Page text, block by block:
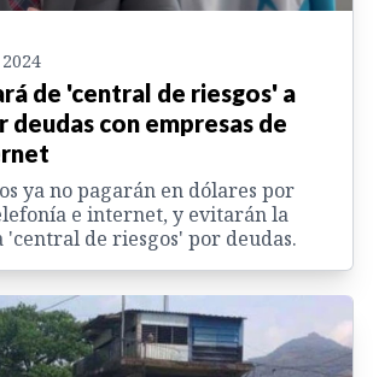
de 'central de riesgos' a
deudas con empresas de
ya no pagarán en dólares por
e internet, y evitarán la
'central de riesgos' por deudas.